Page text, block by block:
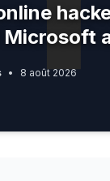
• 8 août 2026